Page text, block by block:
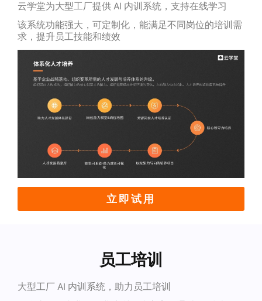
云学堂为大型工厂提供 AI 内训系统，支持在线学习
该系统功能强大，可定制化，能满足不同岗位的培训需
求，提升员工技能和绩效
立即试用
员工培训
大型工厂 AI 内训系统，助力员工培训